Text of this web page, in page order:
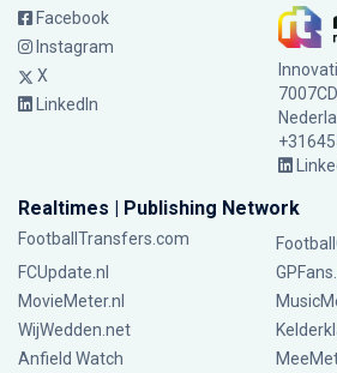
Facebook
Instagram
X
LinkedIn
Realtimes | Publishing Network
FootballTransfers.com
FCUpdate.nl
MovieMeter.nl
WijWedden.net
Anfield Watch